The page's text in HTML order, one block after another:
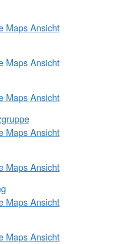
Maps Ansicht
Maps Ansicht
Maps Ansicht
Maps Ansicht
Maps Ansicht
Maps Ansicht
Maps Ansicht